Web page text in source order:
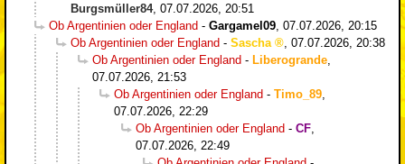
Burgsmüller84, 07.07.2026, 20:51
Ob Argentinien oder England - Gargamel09 07.07.2026, 20:15
Ob Argentinien oder England - Sascha
07.07.2026, 20:38
Ob Argentinien oder England - Liberogrande
07.07.2026, 21:53
Ob Argentinien oder England - Timo_89
07.07.2026, 22:29
Ob Argentinien oder England - CF
07.07.2026, 22:49